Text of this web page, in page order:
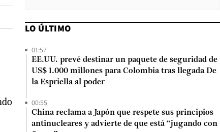
LO ÚLTIMO
01:57
EE.UU. prevé destinar un paquete de seguridad de
US$ 1.000 millones para Colombia tras llegada De
la Espriella al poder
00:55
China reclama a Japón que respete sus principios
antinucleares y advierte de que está “jugando con